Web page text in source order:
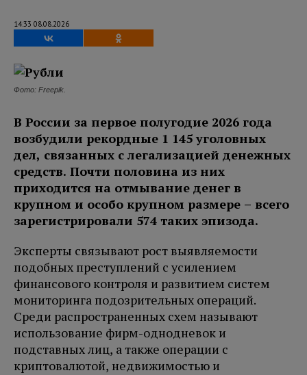
14:33 08.08.2026
Фото: Freepik.
В России за первое полугодие 2026 года
возбудили рекордные 1 145 уголовных
дел, связанных с легализацией денежных
средств. Почти половина из них
приходится на отмывание денег в
крупном и особо крупном размере – всего
зарегистрировали 574 таких эпизода.
Эксперты связывают рост выявляемости
подобных преступлений с усилением
финансового контроля и развитием систем
мониторинга подозрительных операций.
Среди распространенных схем называют
использование фирм-однодневок и
подставных лиц, а также операции с
криптовалютой, недвижимостью и